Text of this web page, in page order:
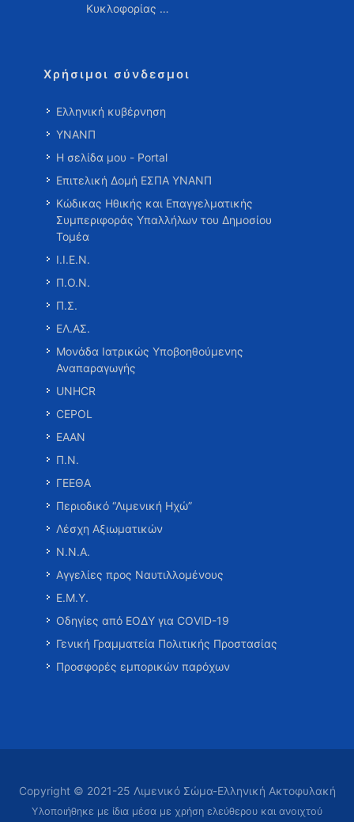
Κυκλοφορίας …
Χρήσιμοι σύνδεσμοι
Ελληνική κυβέρνηση
ΥΝΑΝΠ
Η σελίδα μου - Portal
Επιτελική Δομή ΕΣΠΑ ΥΝΑΝΠ
Κώδικας Ηθικής και Επαγγελματικής
Συμπεριφοράς Υπαλλήλων του Δημοσίου
Τομέα
Ι.Ι.Ε.Ν.
Π.Ο.Ν.
Π.Σ.
ΕΛ.ΑΣ.
Μονάδα Ιατρικώς Υποβοηθούμενης
Αναπαραγωγής
UNHCR
CEPOL
ΕΑΑΝ
Π.Ν.
ΓΕΕΘΑ
Περιοδικό “Λιμενική Ηχώ”
Λέσχη Αξιωματικών
Ν.Ν.Α.
Αγγελίες προς Ναυτιλλομένους
Ε.Μ.Υ.
Οδηγίες από ΕΟΔΥ για COVID-19
Γενική Γραμματεία Πολιτικής Προστασίας
Προσφορές εμπορικών παρόχων
Copyright © 2021-25 Λιμενικό Σώμα-Ελληνική Ακτοφυλακή
Υλοποιήθηκε με ίδια μέσα με χρήση ελεύθερου και ανοιχτού